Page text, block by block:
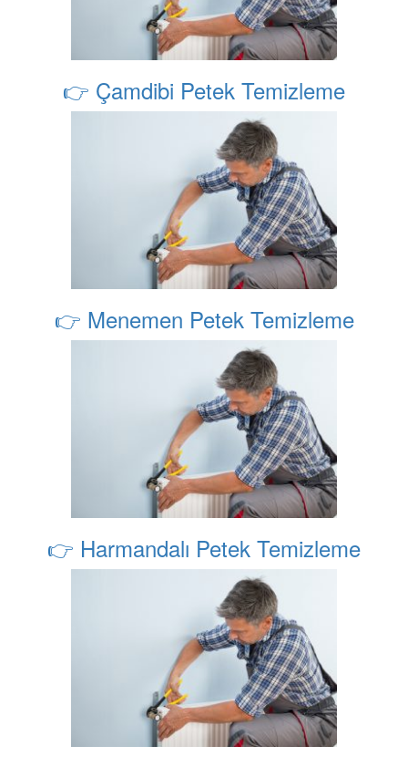
👉 Çamdibi Petek Temizleme
👉 Menemen Petek Temizleme
👉 Harmandalı Petek Temizleme